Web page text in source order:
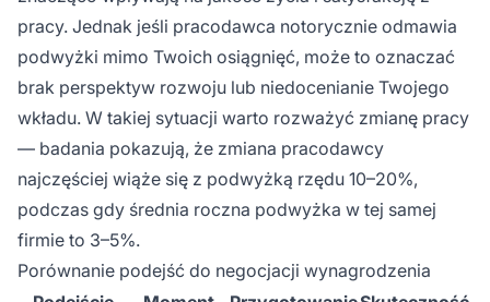
pracy. Jednak jeśli pracodawca notorycznie odmawia
podwyżki mimo Twoich osiągnięć, może to oznaczać
brak perspektyw rozwoju lub niedocenianie Twojego
wkładu. W takiej sytuacji warto rozważyć zmianę pracy
— badania pokazują, że zmiana pracodawcy
najczęściej wiąże się z podwyżką rzędu 10–20%,
podczas gdy średnia roczna podwyżka w tej samej
firmie to 3–5%.
Porównanie podejść do negocjacji wynagrodzenia